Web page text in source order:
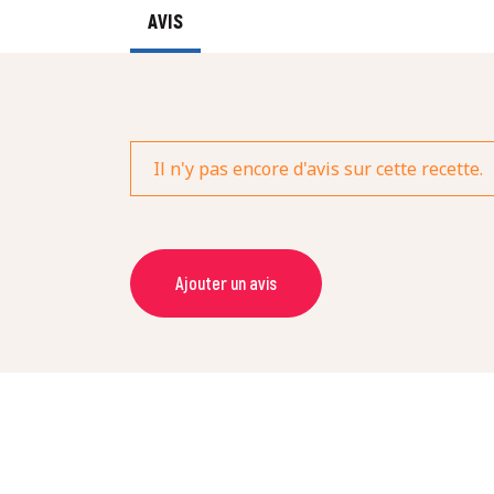
AVIS
Il n'y pas encore d'avis sur cette recette.
Ajouter un avis
NOM *